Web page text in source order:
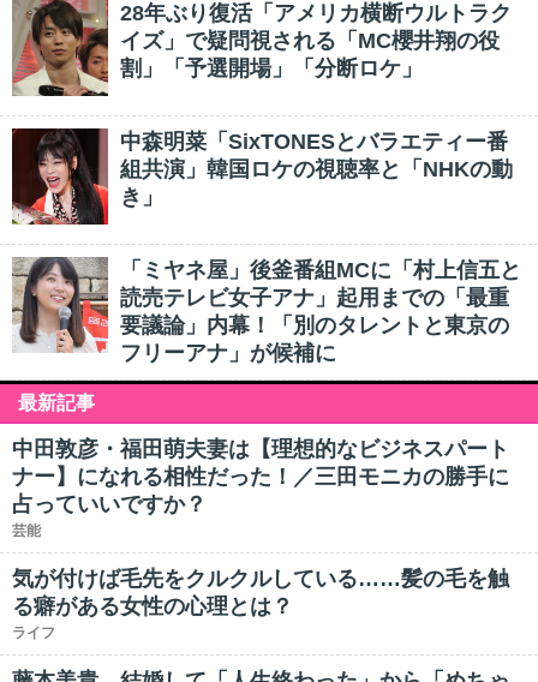
28年ぶり復活「アメリカ横断ウルトラク
イズ」で疑問視される「MC櫻井翔の役
割」「予選開場」「分断ロケ」
中森明菜「SixTONESとバラエティー番
組共演」韓国ロケの視聴率と「NHKの動
き」
「ミヤネ屋」後釜番組MCに「村上信五と
読売テレビ女子アナ」起用までの「最重
要議論」内幕！「別のタレントと東京の
フリーアナ」が候補に
最新記事
中田敦彦・福田萌夫妻は【理想的なビジネスパート
ナー】になれる相性だった！／三田モニカの勝手に
占っていいですか？
芸能
気が付けば毛先をクルクルしている……髪の毛を触
る癖がある女性の心理とは？
ライフ